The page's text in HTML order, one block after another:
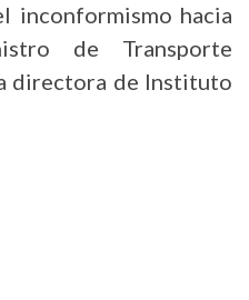
inconformismo hacia
de Transporte
directora de Instituto